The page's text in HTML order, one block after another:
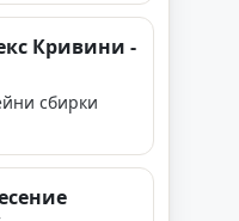
Кривини -
сбирки